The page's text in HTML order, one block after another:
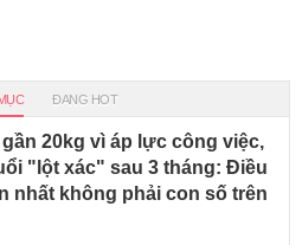
ĐANG HOT
20kg vì áp lực công việc,
"lột xác" sau 3 tháng: Điều
nhất không phải con số trên